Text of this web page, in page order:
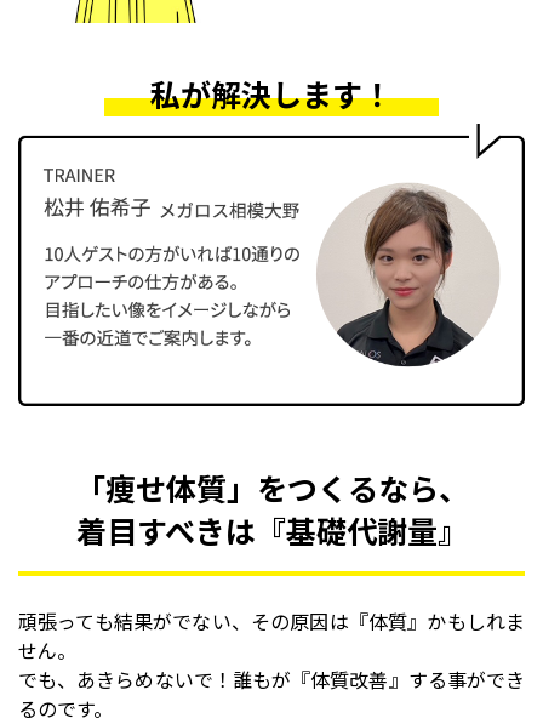
私が解決します！
「痩せ体質」をつくるなら、
着目すべきは『基礎代謝量』
頑張っても結果がでない、その原因は『体質』かもしれま
せん。
でも、あきらめないで！誰もが『体質改善』する事ができ
るのです。